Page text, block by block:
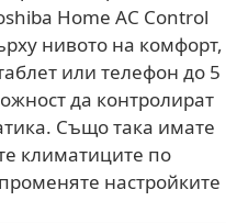
Home AC Control
нивото на комфорт,
или телефон до 5
да контролират
Също така имате
климатиците по
настройките